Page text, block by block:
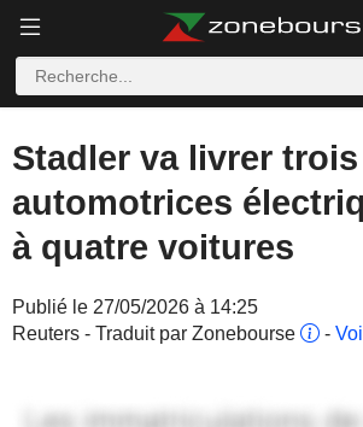
Stadler va livrer
automotrices
à quatre voitures
Publié le 27/05/2026 à 14:25
Reuters - Traduit par Zonebourse
-